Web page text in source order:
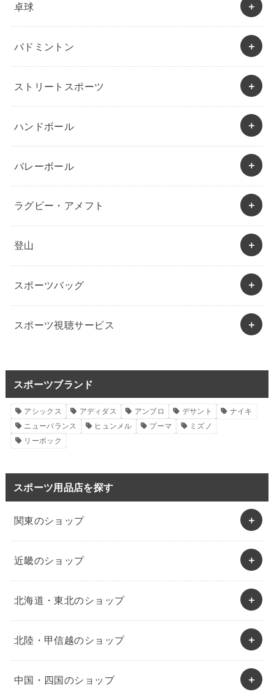
卓球
バドミントン
ストリートスポーツ
ハンドボール
バレーボール
ラグビー・アメフト
登山
スポーツバッグ
スポーツ視聴サービス
スポーツブランド
アシックス アディダス アンブロ デサント
ナイキ
ニューバランス
ヒュンメル プーマ
ミズノ
リーボック
スポーツ用品店を探す
関東のショップ
近畿のショップ
北海道・東北のショップ
北陸・甲信越のショップ
中国・四国のショップ